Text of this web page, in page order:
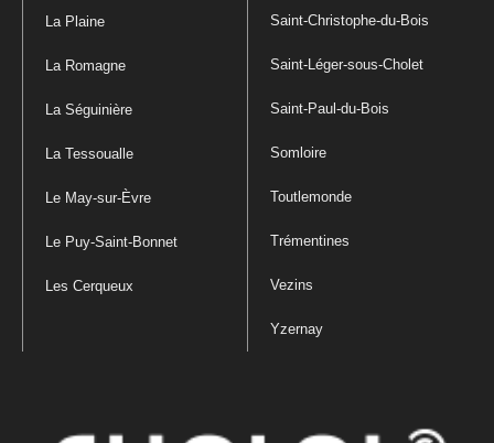
La Plaine
La Romagne
La Séguinière
La Tessoualle
Le May-sur-Èvre
Le Puy-Saint-Bonnet
Les Cerqueux
Saint-Christophe-du-Bois
Saint-Léger-sous-Cholet
Saint-Paul-du-Bois
Somloire
Toutlemonde
Trémentines
Vezins
Yzernay